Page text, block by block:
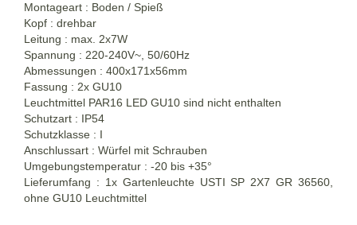
Montageart : Boden / Spieß
Kopf : drehbar
Leitung : max. 2x7W
Spannung : 220-240V~, 50/60Hz
Abmessungen : 400x171x56mm
Fassung : 2x GU10
Leuchtmittel PAR16 LED GU10 sind nicht enthalten
Schutzart : IP54
Schutzklasse : I
Anschlussart : Würfel mit Schrauben
Umgebungstemperatur : -20 bis +35°
Lieferumfang : 1x Gartenleuchte USTI SP 2X7 GR 36560,
ohne GU10 Leuchtmittel